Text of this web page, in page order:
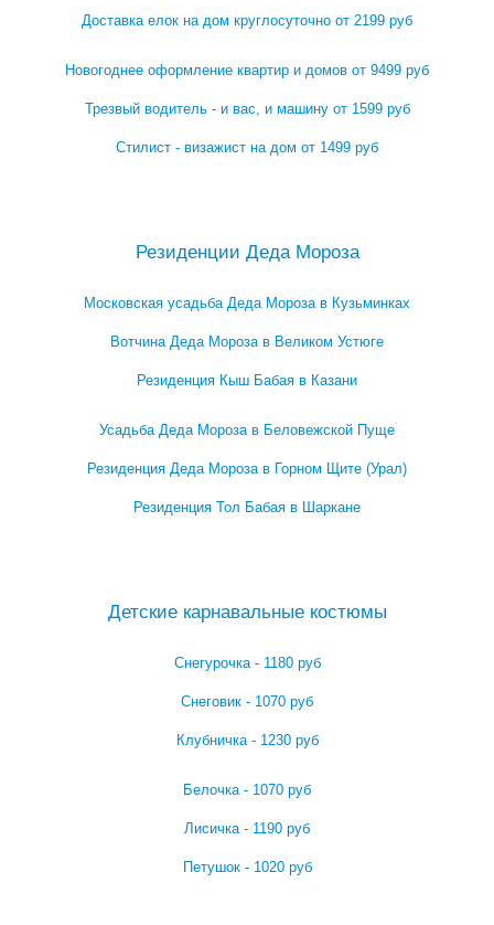
Доставка елок на дом круглосуточно от 2199 руб
Новогоднее оформление квартир и домов от 9499 руб
Трезвый водитель - и вас, и машину от 1599 руб
Стилист - визажист на дом от 1499 руб
Резиденции Деда Мороза
Московская усадьба Деда Мороза в Кузьминках
Вотчина Деда Мороза в Великом Устюге
Резиденция Кыш Бабая в Казани
Усадьба Деда Мороза в Беловежской Пуще
Резиденция Деда Мороза в Горном Щите (Урал)
Резиденция Тол Бабая в Шаркане
Детские карнавальные костюмы
Снегурочка - 1180 руб
Снеговик - 1070 руб
Клубничка - 1230 руб
Белочка - 1070 руб
Лисичка - 1190 руб
Петушок - 1020 руб